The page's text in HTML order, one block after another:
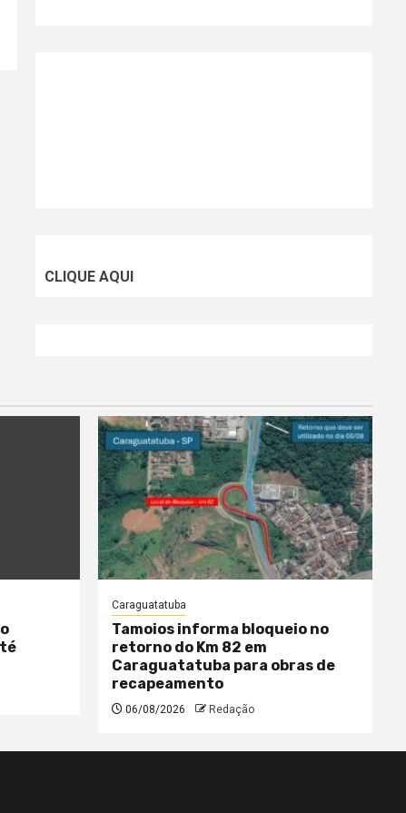
CLIQUE AQUI
Caraguatatuba
Tamoios informa bloqueio no
retorno do Km 82 em
Caraguatatuba para obras de
recapeamento
06/08/2026 Redação